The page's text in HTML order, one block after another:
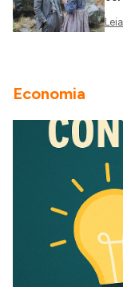
Economia